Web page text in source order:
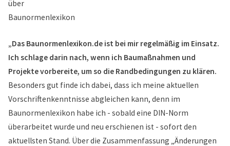
„Das Baunormenlexikon.de ist bei mir regelmäßig im Einsatz.
Ich schlage darin nach, wenn ich Baumaßnahmen und
Projekte vorbereite, um so die Randbedingungen zu klären.
Besonders gut finde ich dabei, dass ich meine aktuellen
Vorschriftenkenntnisse abgleichen kann, denn im
Baunormenlexikon habe ich - sobald eine DIN-Norm
überarbeitet wurde und neu erschienen ist - sofort den
aktuellsten Stand. Über die Zusammenfassung „Änderungen